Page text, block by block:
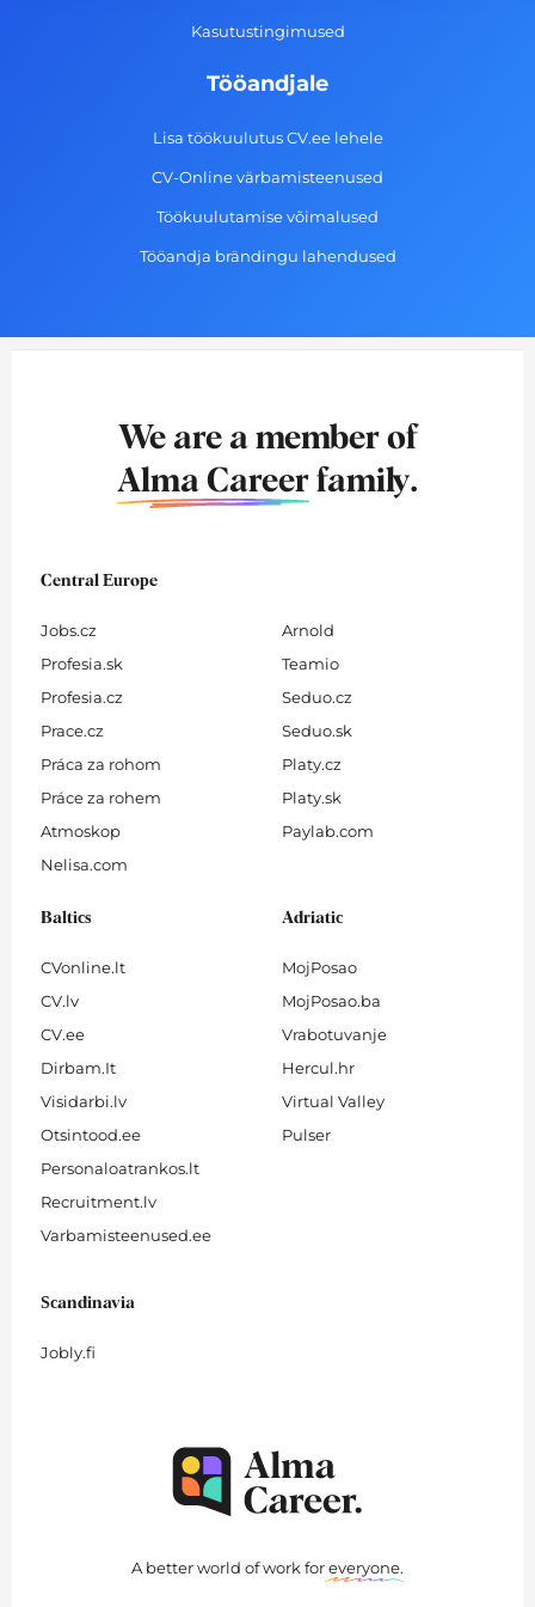
Kasutustingimused
Tööandjale
Lisa töökuulutus CV.ee lehele
CV-Online värbamisteenused
Töökuulutamise võimalused
Tööandja brändingu lahendused
We are a member of
Alma Career family.
Central Europe
Jobs.cz
Profesia.sk
Profesia.cz
Prace.cz
Práca za rohom
Práce za rohem
Atmoskop
Nelisa.com
Arnold
Teamio
Seduo.cz
Seduo.sk
Platy.cz
Platy.sk
Paylab.com
Baltics
CVonline.lt
CV.lv
CV.ee
Dirbam.It
Visidarbi.lv
Otsintood.ee
Personaloatrankos.lt
Recruitment.lv
Varbamisteenused.ee
Adriatic
MojPosao
MojPosao.ba
Vrabotuvanje
Hercul.hr
Virtual Valley
Pulser
Scandinavia
Jobly.fi
A better world of work foreveryone.